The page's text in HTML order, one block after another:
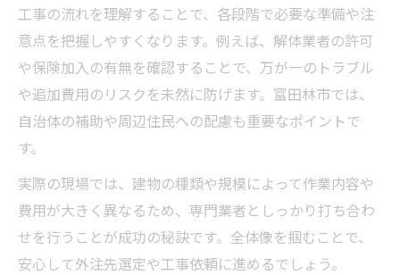
工事の流れを理解することで、各段階で必要な準備や注
意点を把握しやすくなります。例えば、解体業者の許可
や保険加入の有無を確認することで、万が一のトラブル
や追加費用のリスクを未然に防げます。富田林市では、
自治体の補助や周辺住民への配慮も重要なポイントで
す。
実際の現場では、建物の種類や規模によって作業内容や
費用が大きく異なるため、専門業者としっかり打ち合わ
せを行うことが成功の秘訣です。全体像を掴むことで、
安心して外注先選定や工事依頼に進めるでしょう。